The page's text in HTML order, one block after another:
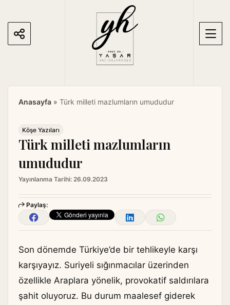
Anasayfa » Türk milleti mazlumların umududur
Köşe Yazıları
Türk milleti mazlumların
umududur
Yayınlanma Tarihi: 26.09.2023
Paylaş:
Son dönemde Türkiye’de bir tehlikeyle karşı
karşıyayız. Suriyeli sığınmacılar üzerinden
özellikle Araplara yönelik, provokatif saldırılara
şahit oluyoruz. Bu durum maalesef giderek